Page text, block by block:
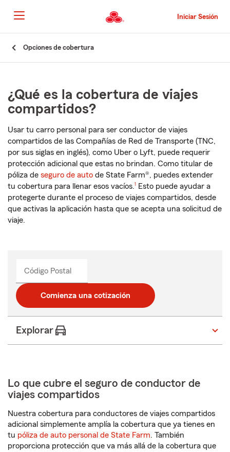
al
contenido
principal
Iniciar Sesión
ComienzoOpciones de cobertura
¿Qué es la cobertura de viajes
compartidos?
Usar tu carro personal para ser conductor de viajes
compartidos de las Compañías de Red de Transporte (TNC,
por sus siglas en inglés), como Uber o Lyft, puede requerir
protección adicional que estas no brindan. Como titular de
póliza de seguro de auto de State Farm®, puedes extender
tu cobertura para llenar esos vacíos.
Nota de pie de página
1
Esto puede ayudar a
protegerte durante el proceso de viajes compartidos, desde
que activas la aplicación hasta que se acepta una solicitud de
viaje.
Código Postal
Comienza una cotización
Explorar
Lo que cubre el seguro de conductor de
viajes compartidos
Nuestra cobertura para conductores de viajes compartidos
adicional simplemente amplía la cobertura que ya tienes en
tu póliza de auto personal de State Farm. También
proporciona protección que va más allá de la cobertura que